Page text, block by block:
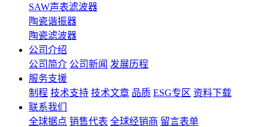
SAW声表滤波器
陶瓷谐振器
陶瓷滤波器
公司介绍
公司简介 公司新闻 发展历程
服务支援
制程 技术支持 技术文章 品质 ESG专区 资料下载
联系我们
全球据点 销售代表 全球经销商 留言表单